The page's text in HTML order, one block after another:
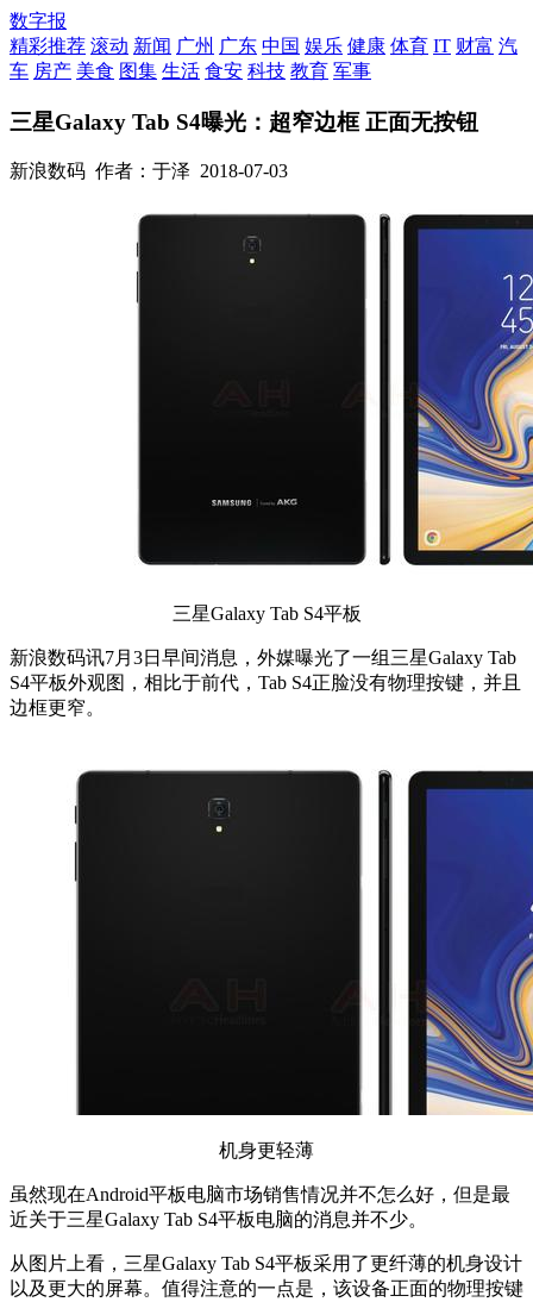
数字报
精彩推荐 滚动 新闻 广州 广东 中国 娱乐 健康 体育 IT 财富 汽
车 房产 美食 图集 生活 食安 科技 教育 军事
三星Galaxy Tab S4曝光：超窄边框 正面无按钮
新浪数码 作者：于泽 2018-07-03
三星Galaxy Tab S4平板
新浪数码讯7月3日早间消息，外媒曝光了一组三星Galaxy Tab
S4平板外观图，相比于前代，Tab S4正脸没有物理按键，并且
边框更窄。
机身更轻薄
虽然现在Android平板电脑市场销售情况并不怎么好，但是最
近关于三星Galaxy Tab S4平板电脑的消息并不少。
从图片上看，三星Galaxy Tab S4平板采用了更纤薄的机身设计
以及更大的屏幕。值得注意的一点是，该设备正面的物理按键